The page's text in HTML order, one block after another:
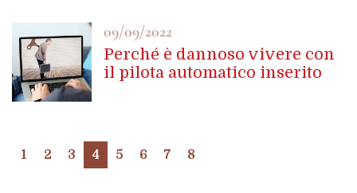
09/09/2022
Perché è dannoso vivere con
il pilota automatico inserito
1 2 3 4 5 6 7 8